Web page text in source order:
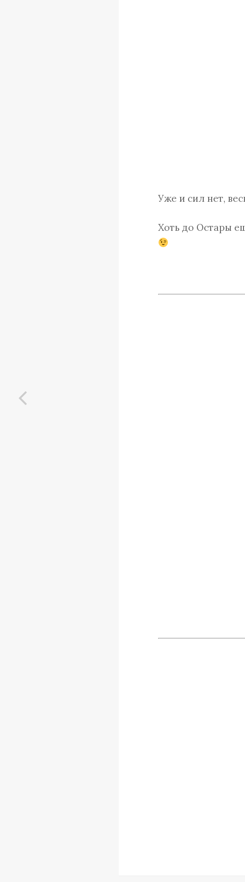
Уже и сил нет,
Хоть до Остары